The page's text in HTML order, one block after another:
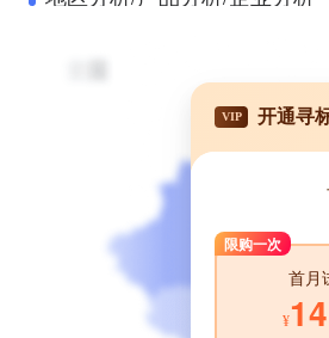
VIP 开通寻
限购一次
首月
¥